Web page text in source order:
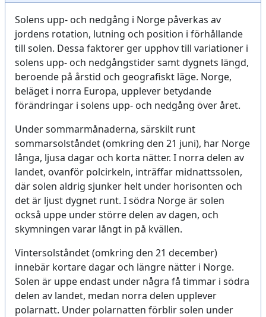
Solens upp- och nedgång i Norge påverkas av
jordens rotation, lutning och position i förhållande
till solen. Dessa faktorer ger upphov till variationer i
solens upp- och nedgångstider samt dygnets längd,
beroende på årstid och geografiskt läge. Norge,
beläget i norra Europa, upplever betydande
förändringar i solens upp- och nedgång över året.
Under sommarmånaderna, särskilt runt
sommarsolståndet (omkring den 21 juni), har Norge
långa, ljusa dagar och korta nätter. I norra delen av
landet, ovanför polcirkeln, inträffar midnattssolen,
där solen aldrig sjunker helt under horisonten och
det är ljust dygnet runt. I södra Norge är solen
också uppe under större delen av dagen, och
skymningen varar långt in på kvällen.
Vintersolståndet (omkring den 21 december)
innebär kortare dagar och längre nätter i Norge.
Solen är uppe endast under några få timmar i södra
delen av landet, medan norra delen upplever
polarnatt. Under polarnatten förblir solen under